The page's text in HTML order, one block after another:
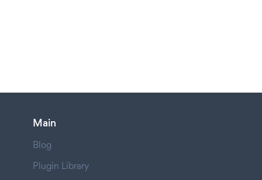
Main
Blog
Plugin Library